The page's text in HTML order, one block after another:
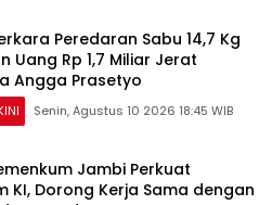
Peredaran Sabu 14,7 Kg
Uang Rp 1,7 Miliar Jerat
Angga Prasetyo
Senin, Agustus 10 2026 18:45 WIB
Jambi Perkuat
KI, Dorong Kerja Sama dengan